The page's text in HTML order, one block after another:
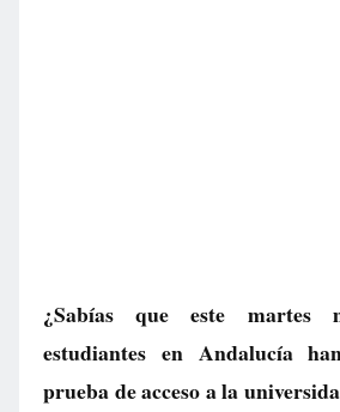
¿Sabías que este martes
estudiantes en Andalucía
prueba de acceso a la